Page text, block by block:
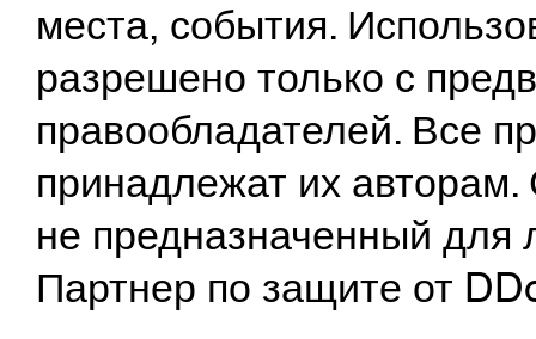
места, события.
разрешено только с
правообладателей. Все
принадлежат их
не предназначенный
Партнер по защите от